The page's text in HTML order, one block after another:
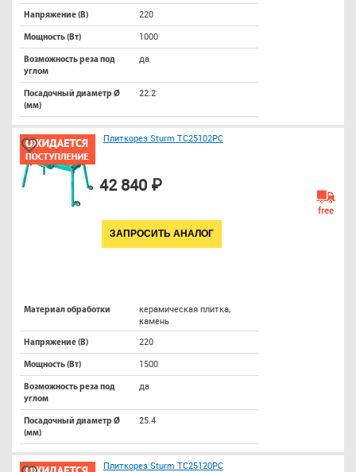
Напряжение (В) 220
Мощность (Вт) 1000
Возможность реза под
углом
да
Посадочный диаметр Ø
(мм)
22.2
Плиткорез Sturm TC25102PC
42 840 ₽
ЗАПРОСИТЬ АНАЛОГ
free
Материал обработки
керамическая плитка,
камень
Напряжение (В) 220
Мощность (Вт) 1500
Возможность реза под
углом
да
Посадочный диаметр Ø
(мм)
25.4
Плиткорез Sturm TC25120PC